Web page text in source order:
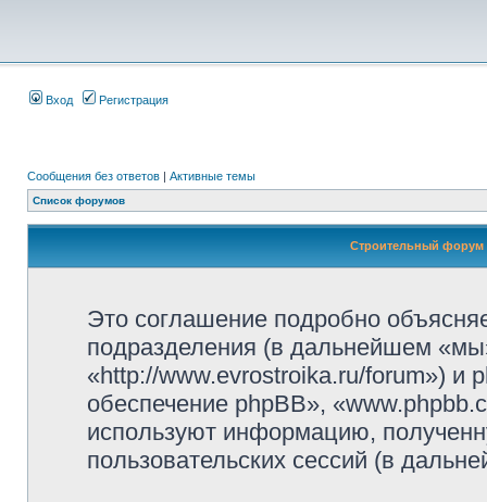
Вход Регистрация
Сообщения без ответов | Активные темы
Список форумов
Строительный форум
Это соглашение подробно
подразделения (в дальнейшем
«http://www.evrostroika.ru/forum») и
обеспечение phpBB»,
используют информацию,
пользовательских сессий (в